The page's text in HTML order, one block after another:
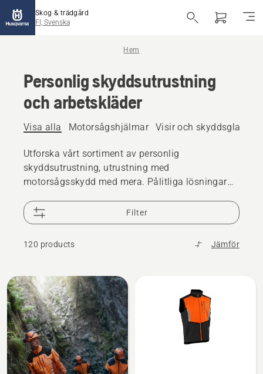
Skog & trädgård
FI, Svenska
Hem
Personlig skyddsutrustning
och arbetskläder
Visa alla Motorsågshjälmar Visir och
Utforska vårt sortiment av personlig
skyddsutrustning, utrustning med
motorsågsskydd med mera. Pålitliga lösningar
utmaningar.
Filter
120 products Jämför
Alla
produkter